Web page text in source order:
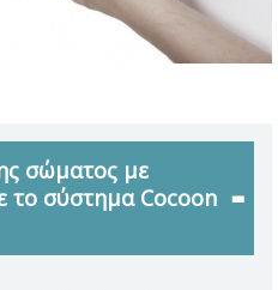
σώματος με
το σύστημα Cocoon